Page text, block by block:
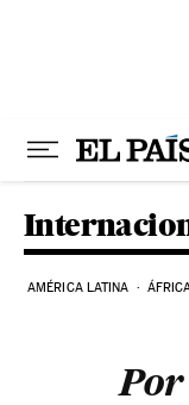
AMÉRICA LATINA
Por